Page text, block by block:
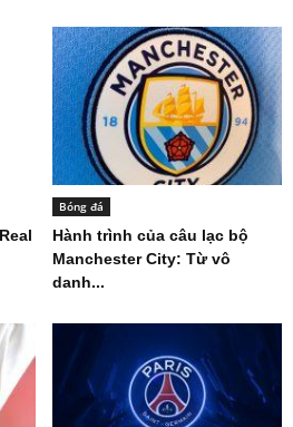
Bóng đá
Hành trình của câu lạc bộ
Manchester City: Từ vô
danh...